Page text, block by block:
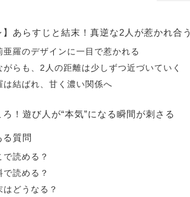
】あらすじと結末！真逆な2人が惹かれ合う
羅のデザインに一目で惹かれる
らも、2人の距離は少しずつ近づいていく
結ばれ、甘く濃い関係へ
！遊び人が“本気”になる瞬間が刺さる
る質問
で読める？
で読める？
はどうなる？